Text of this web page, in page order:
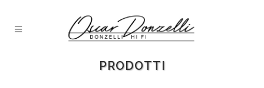
PRODOTTI